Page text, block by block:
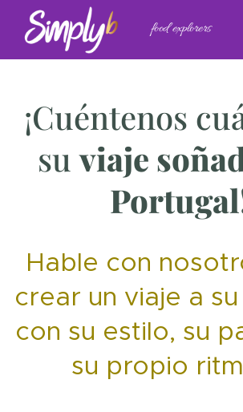
food explorers
¡Cuéntenos
suviaje
Hable con
crear un viaje a
con su estilo, su
su propio